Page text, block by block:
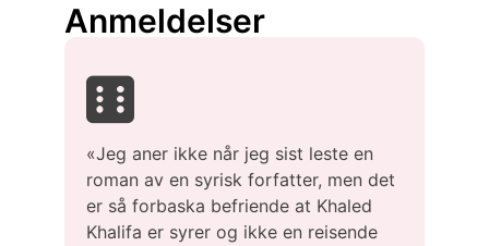
Anmeldelser
«Jeg aner ikke når jeg sist leste en
roman av en syrisk forfatter, men det
er så forbaska befriende at Khaled
Khalifa er syrer og ikke en reisende